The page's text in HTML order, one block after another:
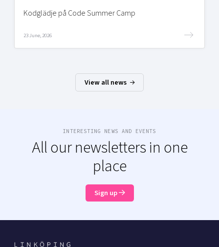
Kodglädje på Code Summer Camp
23 June, 2026
View all news
INTERESTING NEWS AND EVENTS
All our newsletters in one
place
Sign up